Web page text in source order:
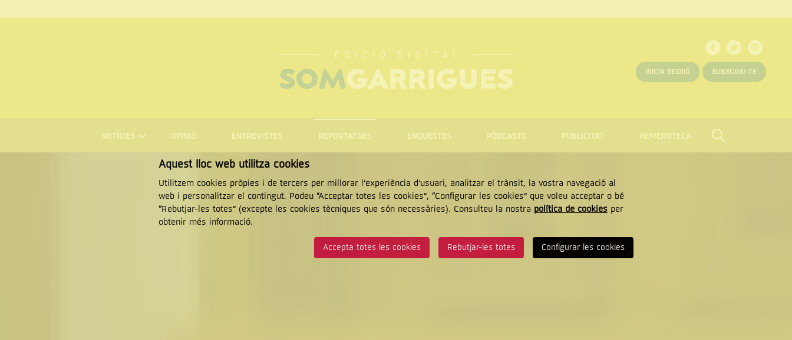
INICIA SESSIÓ SUBSCRIU-TE
NOTÍCIES OPINIÓ ENTREVISTES REPORTATGES ENQUESTES PÒDCASTS PUBLICITAT HEMEROTECA CERCAR
Aquest lloc web utilitza cookies
Utilitzem cookies pròpies i de tercers per millorar l’experiència d’usuari, analitzar el trànsit, la vostra navegació al
web i personalitzar el contingut. Podeu “Acceptar totes les cookies”, “Configurar les cookies” que voleu acceptar o bé
“Rebutjar-les totes” (excepte les cookies tècniques que són necessàries). Consulteu la nostra política de cookiesper
obtenir més informació.
Accepta totes les cookies Rebutjar-les totes Configurar les cookies